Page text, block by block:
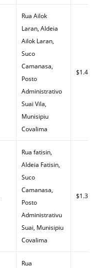
Rua Ailok
Laran, Aldeia
Ailok Laran,
Suco
Camanasa,
Posto
Administrativo
Suai Vila,
Munisipiu
Covalima
$1.45
Rua fatisin,
Aldeia Fatisin,
Suco
Camanasa,
Posto
Administrativu
Suai, Munisipiu
Covalima
$1.38
Rua